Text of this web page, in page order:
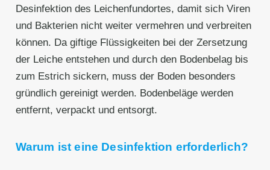
Desinfektion des Leichenfundortes, damit sich Viren
und Bakterien nicht weiter vermehren und verbreiten
können. Da giftige Flüssigkeiten bei der Zersetzung
der Leiche entstehen und durch den Bodenbelag bis
zum Estrich sickern, muss der Boden besonders
gründlich gereinigt werden. Bodenbeläge werden
entfernt, verpackt und entsorgt.
Warum ist eine Desinfektion erforderlich?